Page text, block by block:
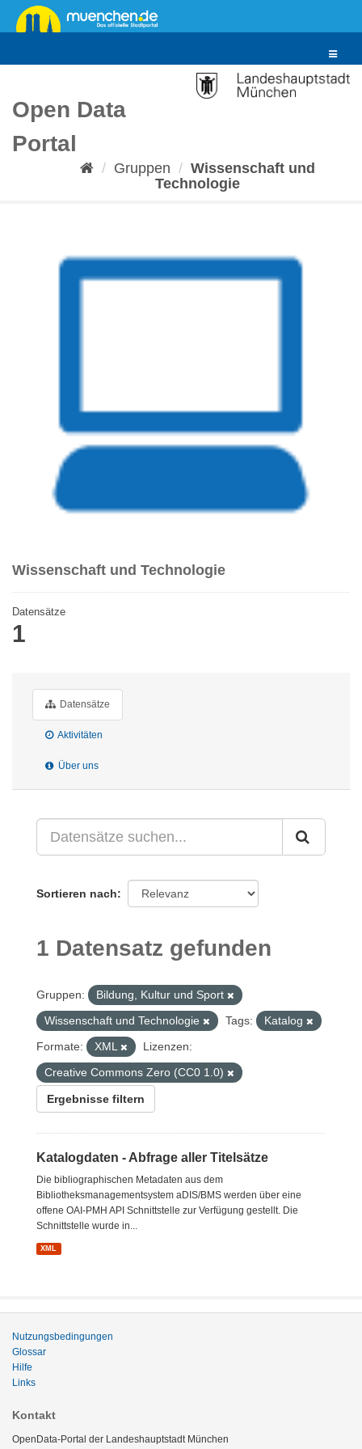
Überspringen
zum
Toggle
Open Data
Portal
Gruppen
Wissenschaft und
Technologie
Wissenschaft und Technologie
Datensätze
1
Datensätze
Aktivitäten
Über uns
Sortieren nach
1 Datensatz gefunden
Gruppen:
Bildung, Kultur und Sport
Wissenschaft und Technologie
Tags:
Katalog
Formate:
XML
Lizenzen:
Creative Commons Zero (CC0 1.0)
Ergebnisse filtern
Katalogdaten - Abfrage aller Titelsätze
Die bibliographischen Metadaten aus dem
Bibliotheksmanagementsystem aDIS/BMS werden über eine
offene OAI-PMH API Schnittstelle zur Verfügung gestellt. Die
Schnittstelle wurde in...
XML
Nutzungsbedingungen
Glossar
Hilfe
Links
Kontakt
OpenData-Portal der Landeshauptstadt München